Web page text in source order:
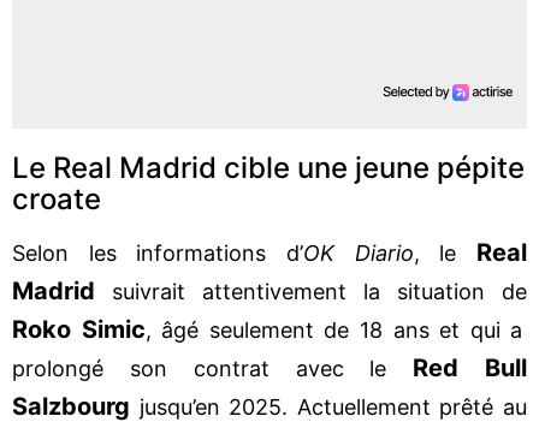
Le Real Madrid cible une jeune pépite
croate
Selon les informations d’OK Diario, le Real
Madrid suivrait attentivement la situation de
Roko Simic, âgé seulement de 18 ans et qui a
prolongé son contrat avec le Red Bull
Salzbourg jusqu’en 2025. Actuellement prêté au